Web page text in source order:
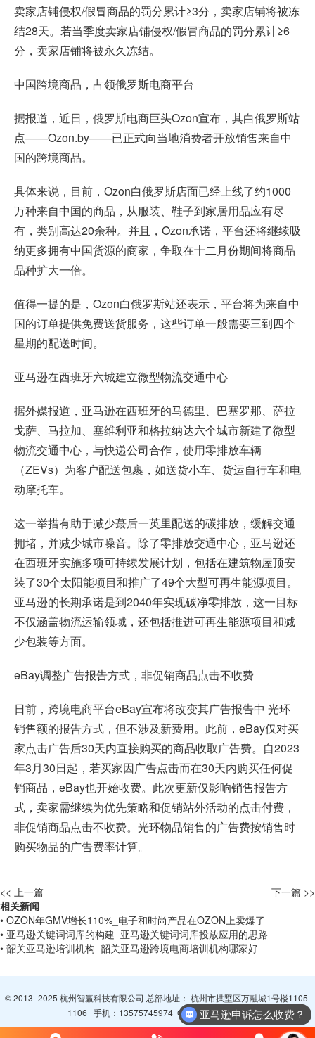
卖家店铺侵权/假冒商品的罚分累计≥3分，卖家店铺将被冻
结28天。若当季度卖家店铺侵权/假冒商品的罚分累计≥6
分，卖家店铺将被永久冻结。
中国跨境商品，占领俄罗斯电商平台
据报道，近日，俄罗斯电商巨头Ozon宣布，其白俄罗斯站
点——Ozon.by——已正式向当地消费者开放销售来自中
国的跨境商品。
具体来说，目前，Ozon白俄罗斯店面已经上线了约1000
万种来自中国的商品，从服装、鞋子到家居用品应有尽
有，类别高达20余种。并且，Ozon承诺，平台还将继续吸
纳更多拥有中国货源的商家，争取在十二月份期间将商品
品种扩大一倍。
值得一提的是，Ozon白俄罗斯站还表示，平台将为来自中
国的订单提供免费送货服务，这些订单一般需要三到四个
星期的配送时间。
亚马逊在西班牙六城建立微型物流交通中心
据外媒报道，亚马逊在西班牙的马德里、巴塞罗那、萨拉
戈萨、马拉加、塞维利亚和格拉纳达六个城市新建了微型
物流交通中心，与快递公司合作，使用零排放车辆
（ZEVs）为客户配送包裹，如送货小车、货运自行车和电
动摩托车。
这一举措有助于减少蕞后一英里配送的碳排放，缓解交通
拥堵，并减少城市噪音。除了零排放交通中心，亚马逊还
在西班牙实施多项可持续发展计划，包括在建筑物屋顶安
装了30个太阳能项目和推广了49个大型可再生能源项目。
亚马逊的长期承诺是到2040年实现碳净零排放，这一目标
不仅涵盖物流运输领域，还包括推进可再生能源项目和减
少包装等方面。
eBay调整广告报告方式，非促销商品点击不收费
日前， 跨境电商平台eBay宣布将改变其广告报告中 光环
销售额的报告方式，但不涉及新费用。此前，eBay仅对买
家点击广告后30天内直接购买的商品收取广告费。自2023
年3月30日起，若买家因广告点击而在30天内购买任何促
销商品，eBay也开始收费。此次更新仅影响销售报告方
式，卖家需继续为优先策略和促销站外活动的点击付费，
非促销商品点击不收费。光环物品销售的广告费按销售时
购买物品的广告费率计算。
<< 上一篇
下一篇 >>
相关新闻
• OZON年GMV增长110%_电子和时尚产品在OZON上卖爆了
• 亚马逊关键词词库的构建_亚马逊关键词词库投放应用的思路
• 韶关亚马逊培训机构_韶关亚马逊跨境电商培训机构哪家好
© 2013- 2025 杭州智赢科技有限公司 总部地址： 杭州市拱墅区万融城1号楼1105-
1106 手机： 13575745974 QQ： 3065094296
亚马逊申诉怎么收费？